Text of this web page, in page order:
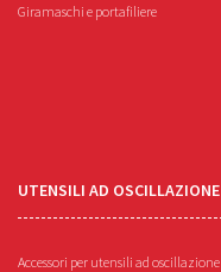
Giramaschi e portafiliere
UTENSILI AD OSCILLAZIONE
Accessori per utensili ad oscillazione